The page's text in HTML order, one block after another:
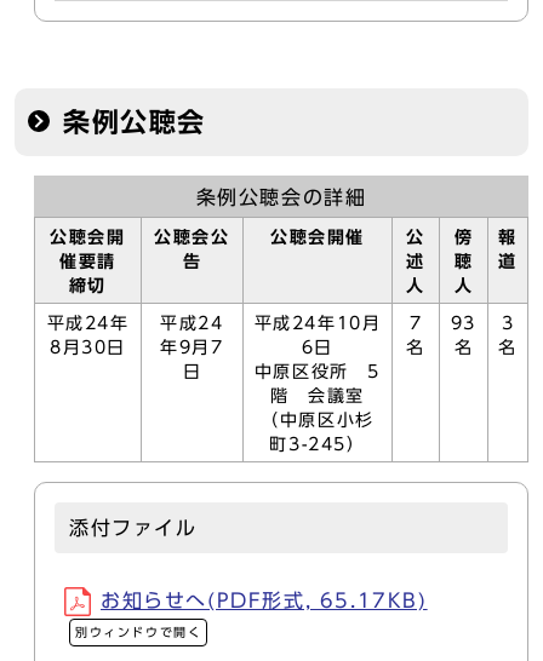
条例公聴会
条例公聴会の詳細
公聴会開
催要請
締切
公聴会公
告
公聴会開催
公
述
人
傍
聴
人
報
道
平成24年
8月30日
平成24
年9月7
日
平成24年10月
6日
中原区役所 5
階 会議室
（中原区小杉
町3-245）
7
名
93
名
3
名
添付ファイル
お知らせへ(PDF形式, 65.17KB)
別ウィンドウで開く